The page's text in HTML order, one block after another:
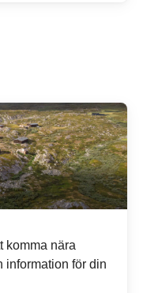
komma nära
information för din